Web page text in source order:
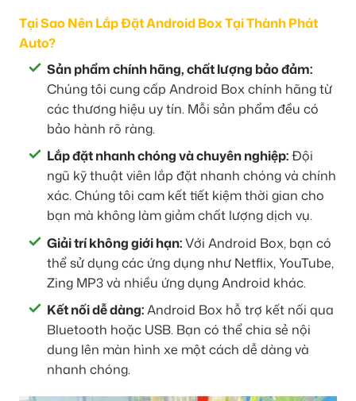
Tại Sao Nên Lắp Đặt Android Box Tại Thành Phát
Auto?
Sản phẩm chính hãng, chất lượng bảo đảm:
Chúng tôi cung cấp Android Box chính hãng từ
các thương hiệu uy tín. Mỗi sản phẩm đều có
bảo hành rõ ràng.
Lắp đặt nhanh chóng và chuyên nghiệp:Đội
ngũ kỹ thuật viên lắp đặt nhanh chóng và chính
xác. Chúng tôi cam kết tiết kiệm thời gian cho
bạn mà không làm giảm chất lượng dịch vụ.
Giải trí không giới hạn:Với Android Box, bạn có
thể sử dụng các ứng dụng như Netflix, YouTube,
Zing MP3 và nhiều ứng dụng Android khác.
Kết nối dễ dàng:Android Box hỗ trợ kết nối qua
Bluetooth hoặc USB. Bạn có thể chia sẻ nội
dung lên màn hình xe một cách dễ dàng và
nhanh chóng.